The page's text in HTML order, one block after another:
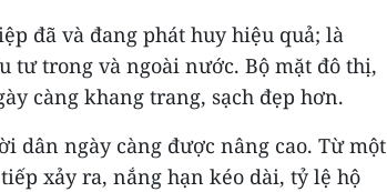
đã và đang phát huy hiệu quả; là
tư trong và ngoài nước. Bộ mặt đô thị,
càng khang trang, sạch đẹp hơn.
dân ngày càng được nâng cao. Từ một
xảy ra, nắng hạn kéo dài, tỷ lệ hộ